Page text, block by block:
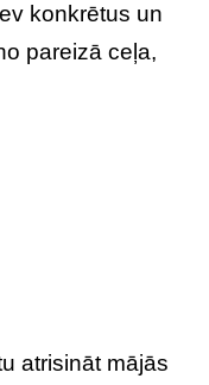
konkrētus un
pareizā ceļa,
atrisināt mājās